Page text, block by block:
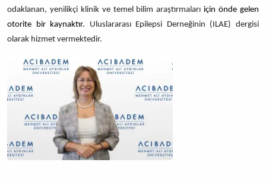
odaklanan, yenilikçi klinik ve temel bilim araştırmaları için önde gelen
otorite bir kaynaktır. Uluslararası Epilepsi Derneğinin (ILAE) dergisi
olarak hizmet vermektedir.